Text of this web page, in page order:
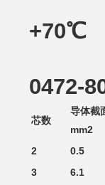
+70℃
0472-
芯数
导体截
mm2
2
0.5
3
6.1